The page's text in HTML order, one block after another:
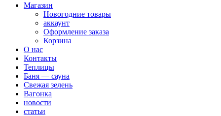
Магазин
Новогодние товары
аккаунт
Оформление заказа
Корзина
О нас
Контакты
Теплицы
Баня — сауна
Свежая зелень
Вагонка
новости
статьи